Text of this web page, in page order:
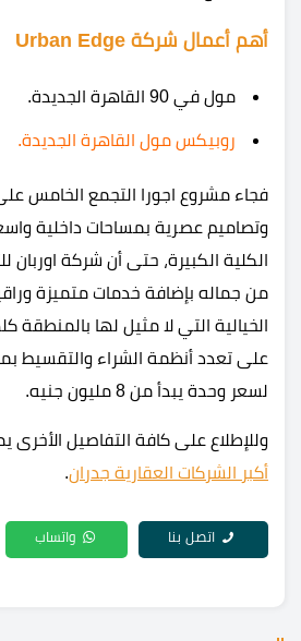
أهم أعمال شركة Urban Edge
مول في 90 القاهرة الجديدة.
روبيكس مول القاهرة الجديدة.
فجاء مشروع اجورا التجمع الخامس على
وتصاميم عصرية بمساحات داخلية
الكلية الكبيرة، حتى أن شركة اوربان
من جماله بإضافة خدمات متميزة
الخيالية التي لا مثيل لها بالمنطقة
لسعر وحدة يبدأ من 8 مليون جنيه.
وللإطلاع على كافة التفاصيل الأخرى
أكبر الشركات العقارية جدران.
اتصل بنا واتساب